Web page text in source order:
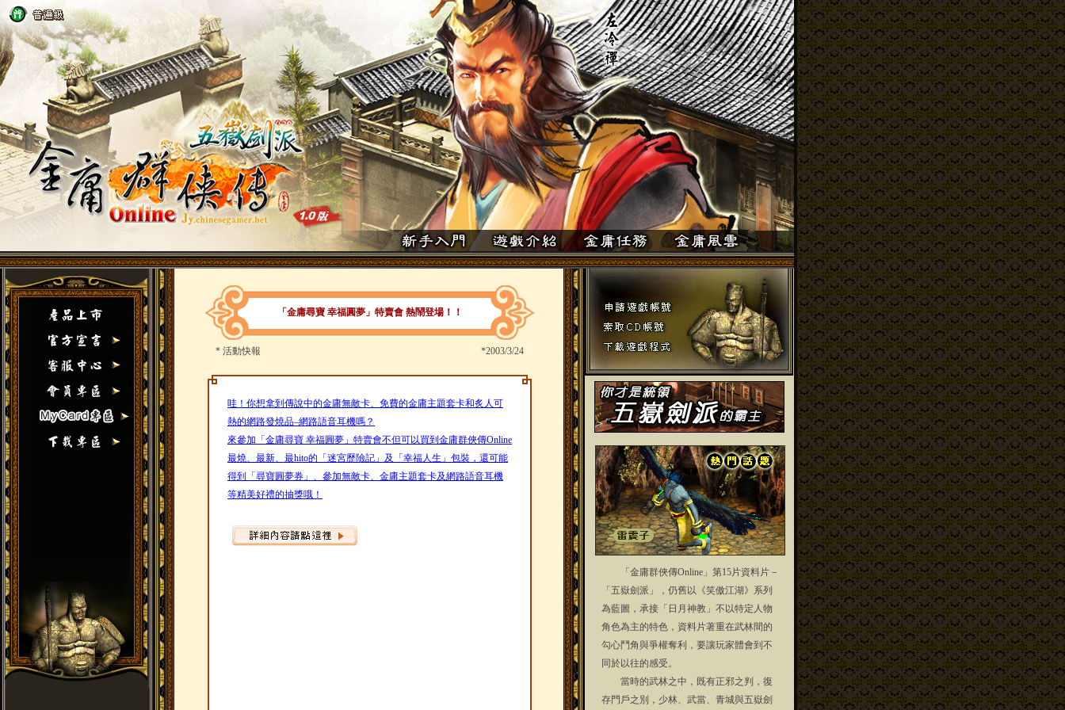
「金庸尋寶 幸福圓夢」特賣會 熱鬧登場！！
* 活動快報 *2003/3/24
哇！你想拿到傳說中的金庸無敵卡、免費的金庸主題套卡和炙人可
熱的網路發燒品–網路語音耳機嗎？
來參加「金庸尋寶 幸福圓夢」特賣會不但可以買到金庸群俠傳Online
最燒、最新、最hito的「迷宮歷險記」及「幸福人生」包裝，還可能
得到「尋寶圓夢券」、參加無敵卡、金庸主題套卡及網路語音耳機
等精美好禮的抽獎哦！
「金庸群俠傳Online」第15片資料片－
「五嶽劍派」，仍舊以《笑傲江湖》系列
為藍圖，承接「日月神教」不以特定人物
角色為主的特色，資料片著重在武林間的
勾心鬥角與爭權奪利，要讓玩家體會到不
同於以往的感受。
當時的武林之中，既有正邪之判，復
存門戶之別，少林、武當、青城與五嶽劍